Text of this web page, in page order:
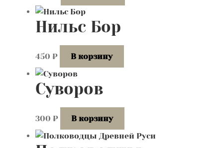
Нильс Бор
450 ₽ В корзину
Суворов
300 ₽ В корзину